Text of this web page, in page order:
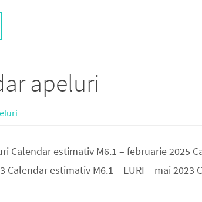
apeluri
Calendar estimativ M6.1 – februarie 2025
Calendar estimativ M6.1 – EURI – mai